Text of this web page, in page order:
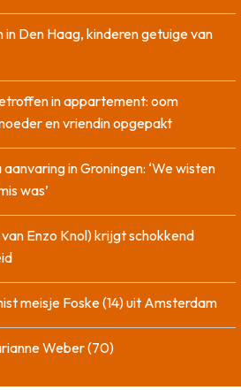
Den Haag, kinderen getuige van
in appartement: oom
en vriendin opgepakt
in Groningen: ‘We wisten
was’
Enzo Knol) krijgt schokkend
meisje Foske (14) uit Amsterdam
Weber (70)